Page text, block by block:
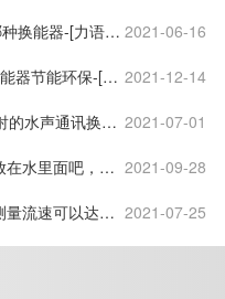
换能器-[力语超 2021-06-16
器节能环保-[力 2021-12-14
的水声通讯换能 2021-07-01
在水里面吧，我 2021-09-28
流速可以达到 2021-07-25